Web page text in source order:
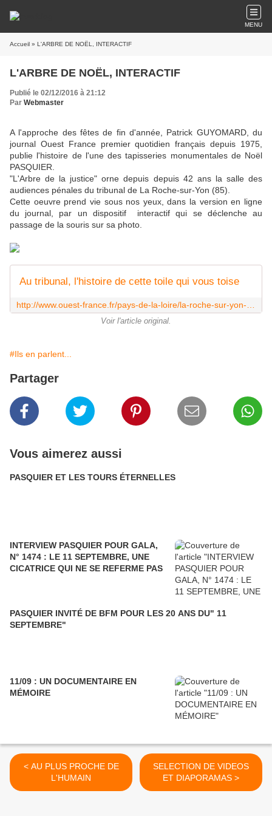
MENU
Accueil » L'ARBRE DE NOËL, INTERACTIF
L'ARBRE DE NOËL, INTERACTIF
Publié le 02/12/2016 à 21:12
Par Webmaster
A l'approche des fêtes de fin d'année, Patrick GUYOMARD, du
journal Ouest France premier quotidien français depuis 1975,
publie l'histoire de l'une des tapisseries monumentales de Noël
PASQUIER.
"L'Arbre de la justice" orne depuis depuis 42 ans la salle des
audiences pénales du tribunal de La Roche-sur-Yon (85).
Cette oeuvre prend vie sous nos yeux, dans la version en ligne
du journal, par un dispositif interactif qui se déclenche au
passage de la souris sur sa photo.
Au tribunal, l'histoire de cette toile qui vous toise
Voir l'article original.
#Ils en parlent...
Partager
Vous aimerez aussi
PASQUIER ET LES TOURS ÉTERNELLES
INTERVIEW PASQUIER POUR GALA,
N° 1474 : LE 11 SEPTEMBRE, UNE
CICATRICE QUI NE SE REFERME PAS
PASQUIER INVITÉ DE BFM POUR LES 20 ANS DU" 11
SEPTEMBRE"
11/09 : UN DOCUMENTAIRE EN
MÉMOIRE
< AU PLUS PROCHE DE
L'HUMAIN
SELECTION DE VIDEOS
ET DIAPORAMAS >